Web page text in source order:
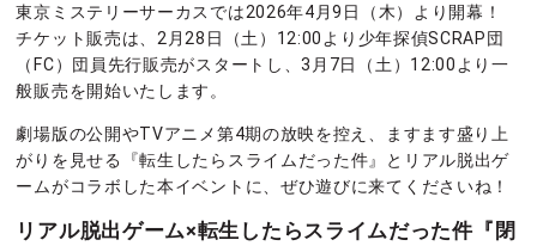
東京ミステリーサーカスでは2026年4月9日（木）より開幕！
チケット販売は、2月28日（土）12:00より少年探偵SCRAP団
（FC）団員先行販売がスタートし、3月7日（土）12:00より一
般販売を開始いたします。
劇場版の公開やTVアニメ第4期の放映を控え、ますます盛り上
がりを見せる『転生したらスライムだった件』とリアル脱出ゲ
ームがコラボした本イベントに、ぜひ遊びに来てくださいね！
リアル脱出ゲーム×転生したらスライムだった件『閉